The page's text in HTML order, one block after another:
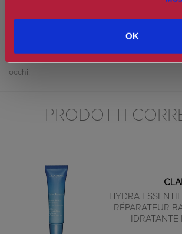
OK
idriche. La texture fresca e fluida si fonde
pelle per lasciarla rimpolpata, morbida e
occhi.
PRODOTTI
HYDRA
RÉPARATEUR